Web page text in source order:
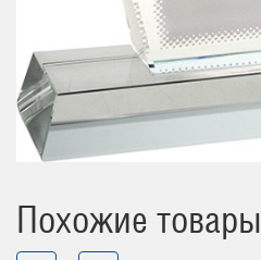
Похожие товары